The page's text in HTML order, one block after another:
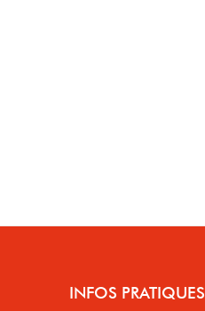
INFOS PRATIQUES